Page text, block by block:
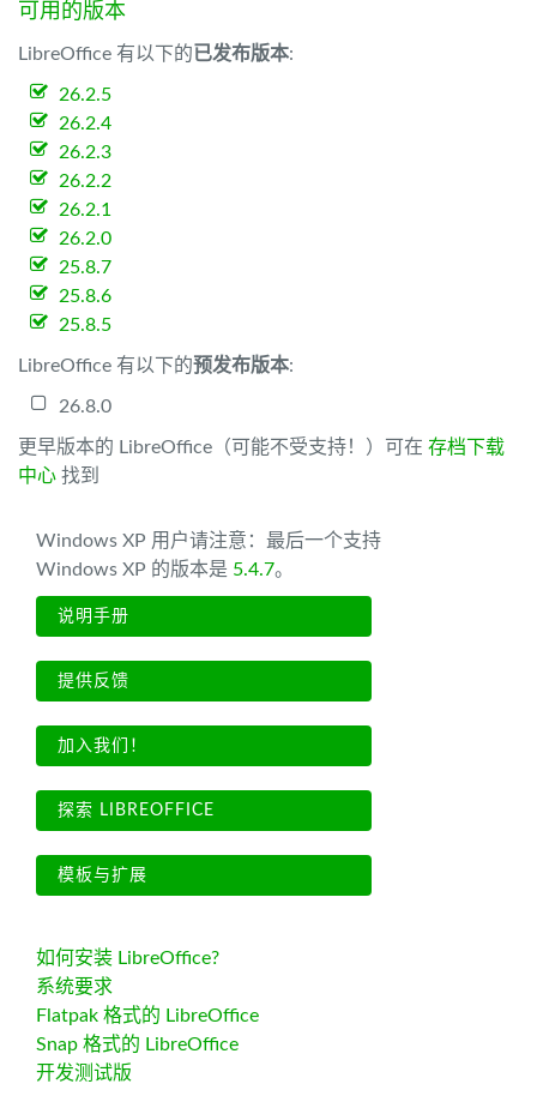
可用的版本
LibreOffice 有以下的已发布版本:
26.2.5
26.2.4
26.2.3
26.2.2
26.2.1
26.2.0
25.8.7
25.8.6
25.8.5
LibreOffice 有以下的预发布版本:
26.8.0
更早版本的 LibreOffice（可能不受支持！）可在 存档下载
中心 找到
Windows XP 用户请注意：最后一个支持
Windows XP 的版本是 5.4.7。
说明手册
提供反馈
加入我们！
探索 LIBREOFFICE
模板与扩展
如何安装 LibreOffice?
系统要求
Flatpak 格式的 LibreOffice
Snap 格式的 LibreOffice
开发测试版